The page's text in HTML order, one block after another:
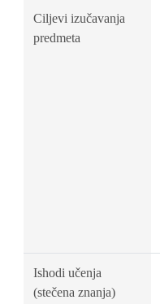
Ciljevi izučavanja
predmeta
Ishodi učenja
(stečena znanja)